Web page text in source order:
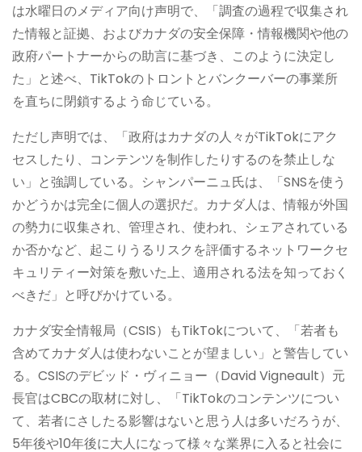
は水曜日のメディア向け声明で、「調査の過程で収集され
た情報と証拠、およびカナダの安全保障・情報機関や他の
政府パートナーからの助言に基づき、このように決定し
た」と述べ、TikTokのトロントとバンクーバーの事業所
を直ちに閉鎖するよう命じている。
ただし声明では、「政府はカナダの人々がTikTokにアク
セスしたり、コンテンツを制作したりするのを禁止しな
い」と強調している。シャンパーニュ氏は、「SNSを使う
かどうかは完全に個人の選択だ。カナダ人は、情報が外国
の勢力に収集され、管理され、使われ、シェアされている
か否かなど、起こりうるリスクを評価するネットワークセ
キュリティー対策を敷いた上、適用される法を知っておく
べきだ」と呼びかけている。
カナダ安全情報局（CSIS）もTikTokについて、「若者も
含めてカナダ人は使わないことが望ましい」と警告してい
る。CSISのデビッド・ヴィニョー（David Vigneault）元
長官はCBCの取材に対し、「TikTokのコンテンツについ
て、若者にさしたる影響はないと思う人は多いだろうが、
5年後や10年後に大人になって様々な業界に入ると社会に